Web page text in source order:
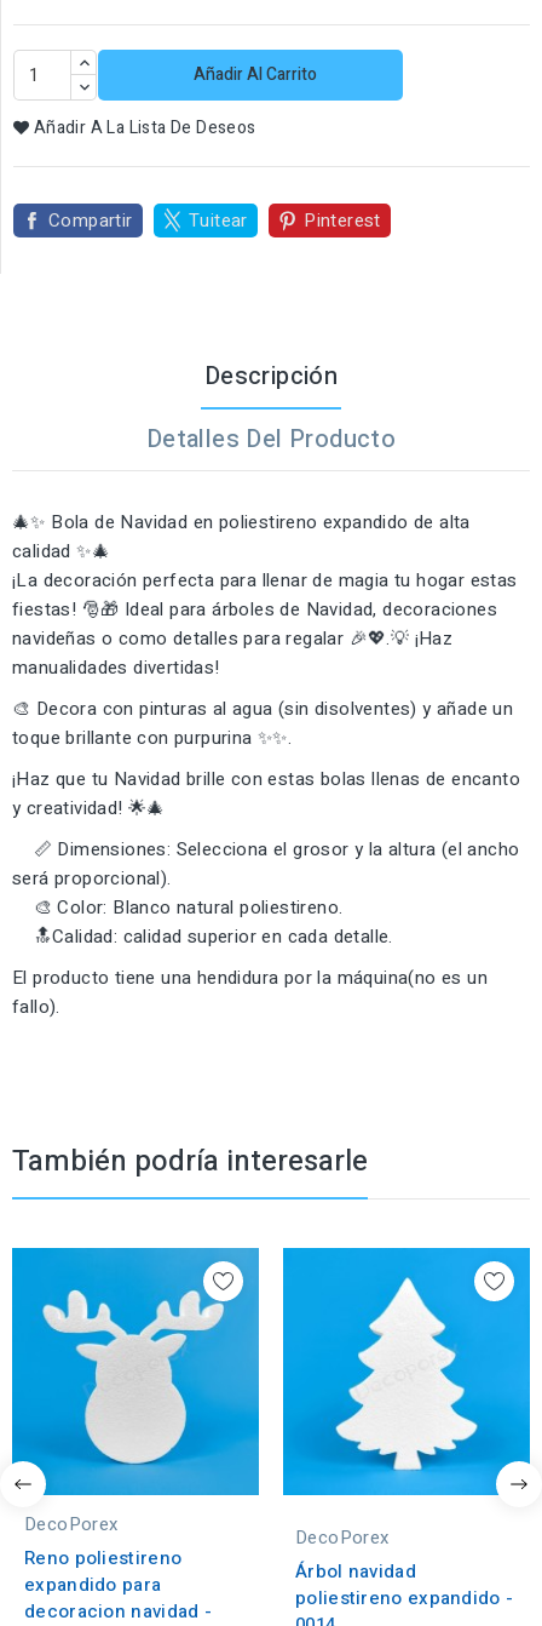
Añadir Al Carrito
Añadir A La Lista De Deseos
Compartir Tuitear Pinterest
Descripción
Detalles Del Producto
🎄✨ Bola de Navidad en poliestireno expandido de alta
calidad ✨🎄
¡La decoración perfecta para llenar de magia tu hogar estas
fiestas! 🎅🎁 Ideal para árboles de Navidad, decoraciones
navideñas o como detalles para regalar 🎉💖.💡 ¡Haz
manualidades divertidas!
🎨 Decora con pinturas al agua (sin disolventes) y añade un
toque brillante con purpurina ✨✨.
¡Haz que tu Navidad brille con estas bolas llenas de encanto
y creatividad! 🌟🎄
📏 Dimensiones: Selecciona el grosor y la altura (el ancho
será proporcional).
🎨 Color: Blanco natural poliestireno.
🔝Calidad: calidad superior en cada detalle.
El producto tiene una hendidura por la máquina(no es un
fallo).
También podría interesarle
DecoPorex
Reno poliestireno
expandido para
decoracion navidad -
DecoPorex
Árbol navidad
poliestireno expandido -